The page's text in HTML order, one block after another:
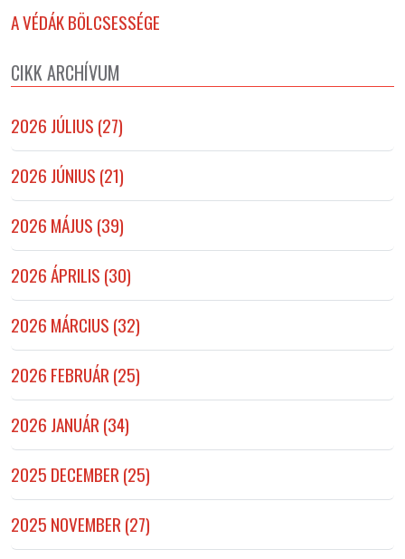
A VÉDÁK BÖLCSESSÉGE
CIKK ARCHÍVUM
2026 JÚLIUS (27)
2026 JÚNIUS (21)
2026 MÁJUS (39)
2026 ÁPRILIS (30)
2026 MÁRCIUS (32)
2026 FEBRUÁR (25)
2026 JANUÁR (34)
2025 DECEMBER (25)
2025 NOVEMBER (27)